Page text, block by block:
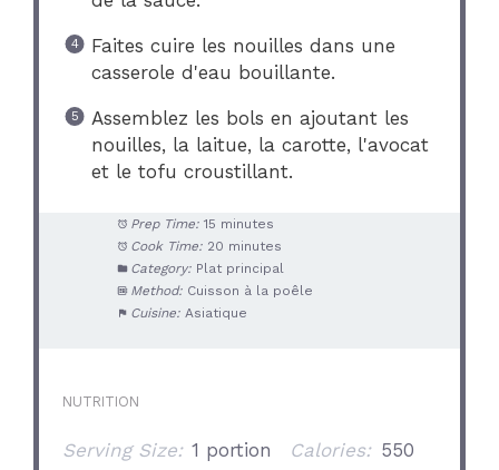
Faites cuire les nouilles dans une
casserole d'eau bouillante.
Assemblez les bols en ajoutant les
nouilles, la laitue, la carotte, l'avocat
et le tofu croustillant.
Prep Time: 15 minutes
Cook Time: 20 minutes
Category: Plat principal
Method: Cuisson à la poêle
Cuisine: Asiatique
NUTRITION
Serving Size: 1 portion Calories: 550